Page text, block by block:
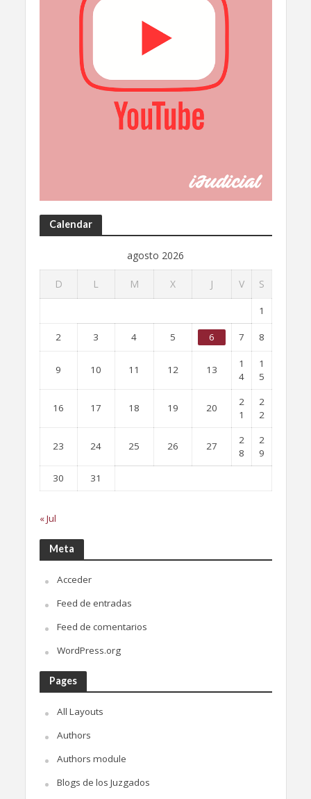
Calendar
agosto 2026
D L M X J V S
1
2 3 4 5 6 7 8
9 10 11 12 13
1
4
1
5
16 17 18 19 20
2
1
2
2
23 24 25 26 27
2
8
2
9
30
31
« Jul
Meta
Acceder
Feed de entradas
Feed de comentarios
WordPress.org
Pages
All Layouts
Authors
Authors module
Blogs de los Juzgados